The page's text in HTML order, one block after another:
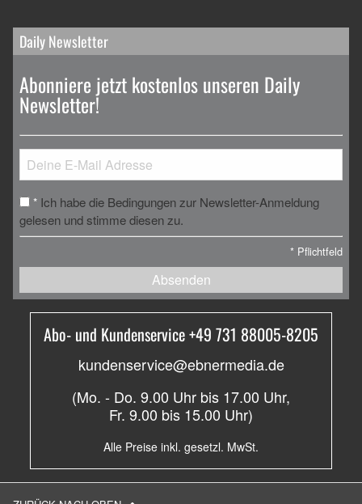
Daily Newsletter
Abonniere jetzt kostenlos unseren Daily
Newsletter!
* Ich habe die Bedingungen zur Newsletter-Anmeldung
gelesen und stimme diesen zu.
* Pflichtfeld
Absenden
Abo- und Kundenservice +49 731 88005-8205
kundenservice@ebnermedia.de
(Mo. - Do. 9.00 Uhr bis 17.00 Uhr,
Fr. 9.00 bis 15.00 Uhr)
Alle Preise inkl. gesetzl. MwSt.